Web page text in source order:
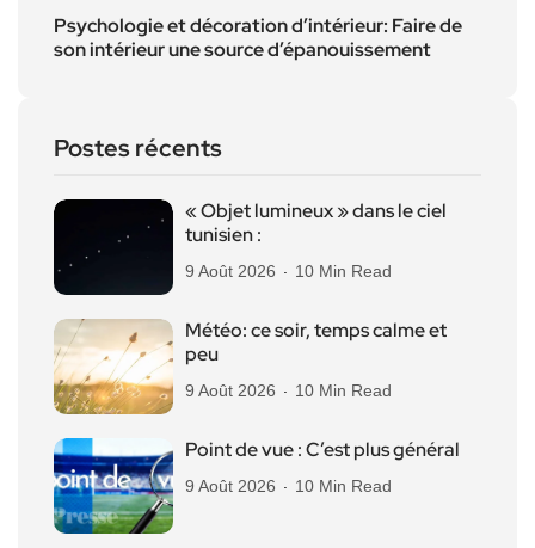
Psychologie et décoration d’intérieur: Faire de
son intérieur une source d’épanouissement
Postes récents
« Objet lumineux » dans le ciel
tunisien :
9 Août 2026 10 Min Read
Météo: ce soir, temps calme et
peu
9 Août 2026 10 Min Read
Point de vue : C’est plus général
9 Août 2026 10 Min Read